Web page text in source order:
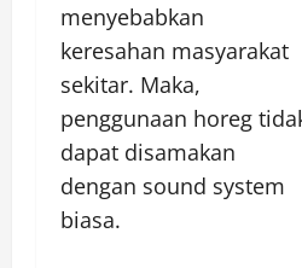
menyebabkan
keresahan masyarakat
sekitar. Maka,
penggunaan horeg
dapat disamakan
dengan sound system
biasa.